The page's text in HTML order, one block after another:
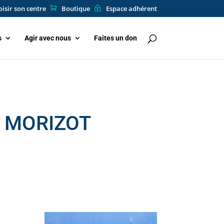
son centre Boutique Espace adhérent
Agir avec nous Faites un don